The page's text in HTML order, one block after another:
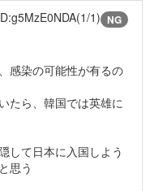
1) NG
感染の可能性が有るの
たら、韓国では英雄に
して日本に入国しよう
思う